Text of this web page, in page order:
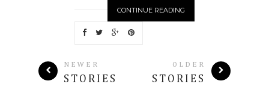
CONTINUE READING
NEWER
STORIES
OLDER
STORIES